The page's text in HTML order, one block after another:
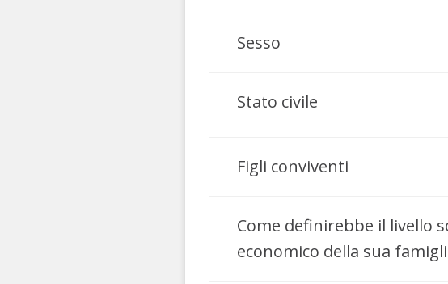
Sesso
Stato civile
Figli conviventi
Come definirebbe il livello
economico della sua